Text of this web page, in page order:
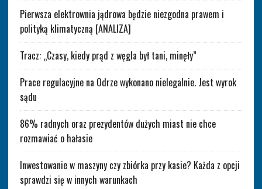
Pierwsza elektrownia jądrowa będzie niezgodna prawem i
polityką klimatyczną [ANALIZA]
Tracz: „Czasy, kiedy prąd z węgla był tani, minęły”
Prace regulacyjne na Odrze wykonano nielegalnie. Jest wyrok
sądu
86% radnych oraz prezydentów dużych miast nie chce
rozmawiać o hałasie
Inwestowanie w maszyny czy zbiórka przy kasie? Każda z opcji
sprawdzi się w innych warunkach